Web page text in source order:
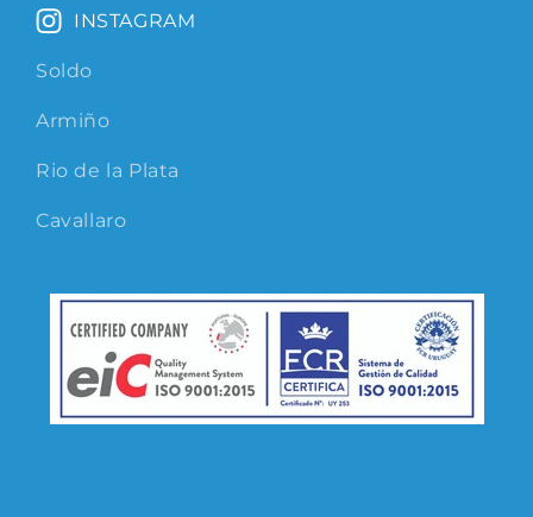
INSTAGRAM
Soldo
Armiño
Rio de la Plata
Cavallaro